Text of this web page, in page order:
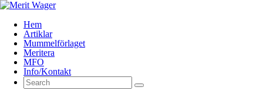
Hem
Artiklar
Mummelförlaget
Meritera
MFO
Info/Kontakt